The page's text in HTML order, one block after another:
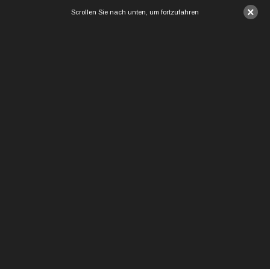
×
Scrollen Sie nach unten, um fortzufahren